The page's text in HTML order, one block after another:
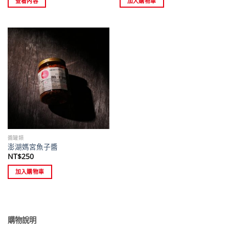
醬罐類
澎湖媽宮魚子醬
NT$250
加入購物車
購物說明